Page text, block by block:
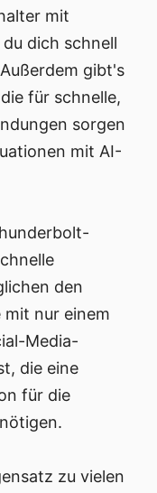
mit
dich schnell
gibt's
für schnelle,
sorgen
mit AI-
den
nur einem
Media-
die eine
für die
zu vielen